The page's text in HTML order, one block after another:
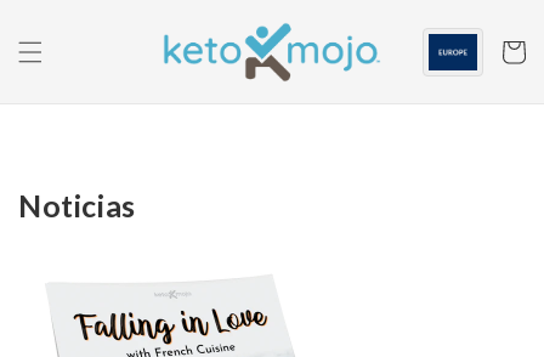
contenido
Carrito
Noticias